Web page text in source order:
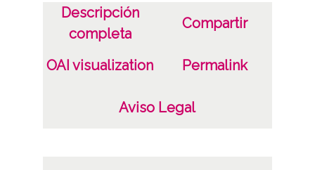
CC BY-NC-SA 4.0
Descripción
completa
Compartir
OAI visualization Permalink
Aviso Legal